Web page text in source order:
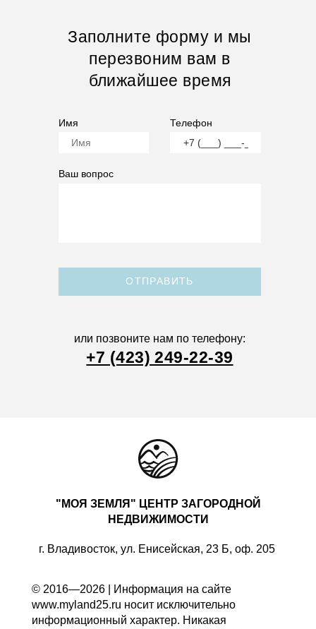
Заполните форму и мы
перезвоним вам в
ближайшее время
Имя Телефон
Ваш вопрос
ОТПРАВИТЬ
или позвоните нам по телефону:
+7 (423) 249-22-39
"МОЯ ЗЕМЛЯ" ЦЕНТР ЗАГОРОДНОЙ
НЕДВИЖИМОСТИ
г. Владивосток, ул. Енисейская, 23 Б, оф. 205
© 2016—2026 | Информация на сайте
www.myland25.ru носит исключительно
информационный характер. Никакая